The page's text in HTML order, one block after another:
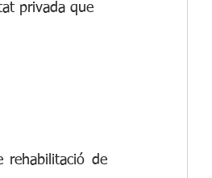
privada que
rehabilitació de